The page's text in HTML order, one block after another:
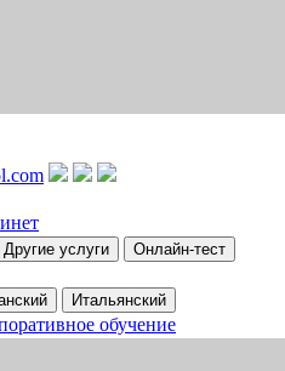
Другие услуги
Онлайн-тест
Итальянский
обучение